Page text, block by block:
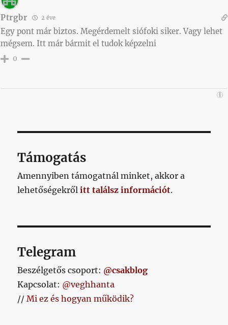
Ptrgbr 2 éve
Egy pont már biztos. Megérdemelt siófoki siker. Vagy lehet
mégsem. Itt már bármit el tudok képzelni
0
Támogatás
Amennyiben támogatnál minket, akkor a
lehetőségekrőlitt találsz információt.
Telegram
Beszélgetős csoport: @csakblog
Kapcsolat: @veghhanta
//Mi ez és hogyan működik?